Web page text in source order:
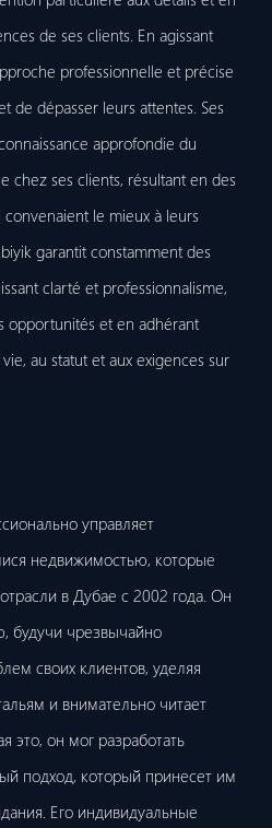
de ses clients. En agissant
professionnelle et précise
de dépasser leurs attentes. Ses
approfondie du
chez ses clients, résultant en des
le mieux à leurs
garantit constamment des
clarté et professionnalisme,
opportunités et en adhérant
au statut et aux exigences sur
управляет
недвижимостью, которые
в Дубае с 2002 года. Он
будучи чрезвычайно
своих клиентов, уделяя
и внимательно читает
это, он мог разработать
подход, который принесет им
Его индивидуальные